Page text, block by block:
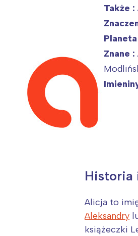
Także :
Znane :
Historia
Alicja to
Aleksandry
książeczki